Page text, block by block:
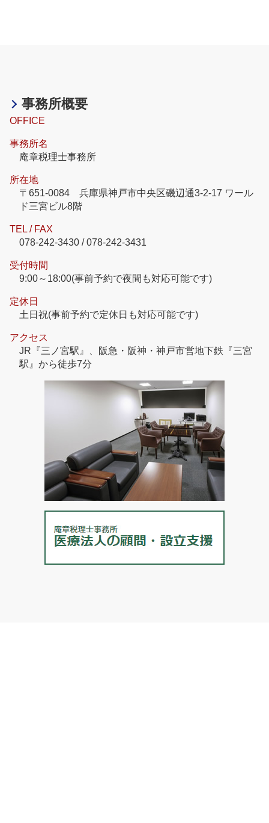
事務所概要
OFFICE
事務所名
庵章税理士事務所
所在地
〒651-0084 兵庫県神戸市中央区磯辺通3-2-17 ワール
ド三宮ビル8階
TEL / FAX
078-242-3430 / 078-242-3431
受付時間
9:00～18:00(事前予約で夜間も対応可能です)
定休日
土日祝(事前予約で定休日も対応可能です)
アクセス
JR『三ノ宮駅』、阪急・阪神・神戸市営地下鉄『三宮
駅』から徒歩7分